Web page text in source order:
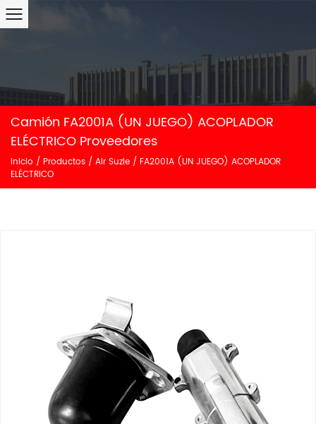
Camión FA2001A (UN JUEGO) ACOPLADOR
ELÉCTRICO Proveedores
Inicio / Productos / Air Suzie / FA2001A (UN JUEGO) ACOPLADOR
ELÉCTRICO